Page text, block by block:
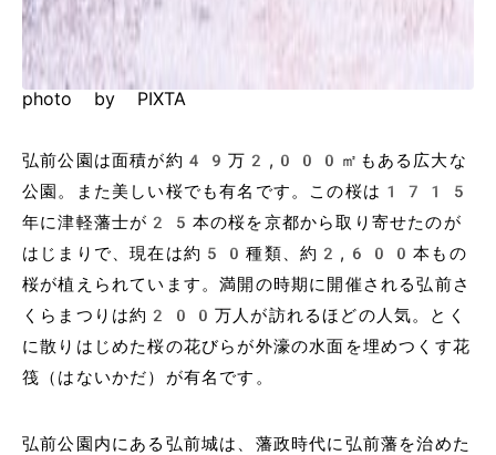
photo by PIXTA
弘前公園は面積が約49万2,000㎡もある広大な
公園。また美しい桜でも有名です。この桜は1715
年に津軽藩士が25本の桜を京都から取り寄せたのが
はじまりで、現在は約50種類、約2,600本もの
桜が植えられています。満開の時期に開催される弘前さ
くらまつりは約200万人が訪れるほどの人気。とく
に散りはじめた桜の花びらが外濠の水面を埋めつくす花
筏（はないかだ）が有名です。
弘前公園内にある弘前城は、藩政時代に弘前藩を治めた